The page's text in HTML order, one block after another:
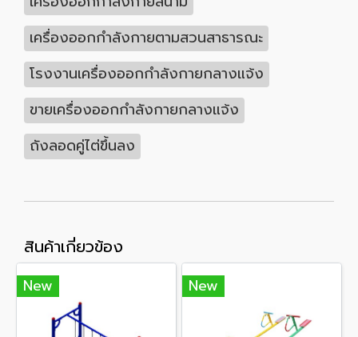
เครื่องออกกำลังกายตามสวนสาธารณะ
โรงงานเครื่องออกกำลังกายกลางแจ้ง
ขายเครื่องออกกำลังกายกลางแจ้ง
ถังลอดคู่ไต่ขึ้นลง
สินค้าเกี่ยวข้อง
New New